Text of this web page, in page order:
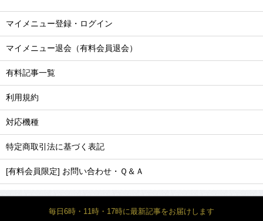
マイメニュー登録・ログイン
マイメニュー退会（有料会員退会）
有料記事一覧
利用規約
対応機種
特定商取引法に基づく表記
[有料会員限定] お問い合わせ・Ｑ＆Ａ
毎日6時・11時・17時に最新記事をお届けします